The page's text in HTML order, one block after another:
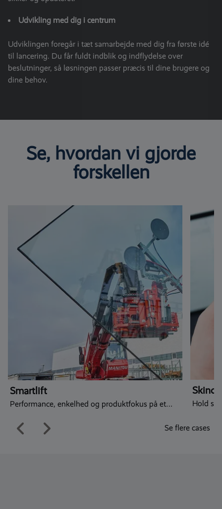
Udvikling med dig i centrum
Udviklingen foregår i tæt samarbejde med dig fra første idé
til lancering. Du får fuldt indblik og indflydelse over
beslutninger, så løsningen passer præcis til dine brugere og
dine behov.
Se, hvordan vi gjorde
forskellen
Smartlift
Performance, enkelhed og produktfokus på et
Hold
Se flere cases